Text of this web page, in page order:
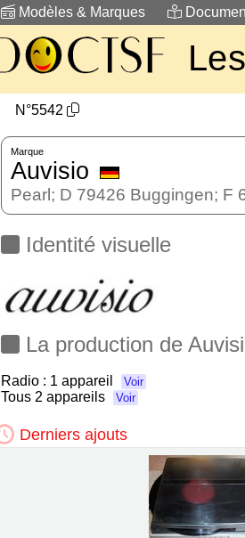
Modèles & Marques
N°5542
Marque
Auvisio
Pearl; D 79426 Buggingen; F
Identité visuelle
La production de
Radio : 1 appareil Voir
Tous 2 appareils Voir
Derniers ajouts